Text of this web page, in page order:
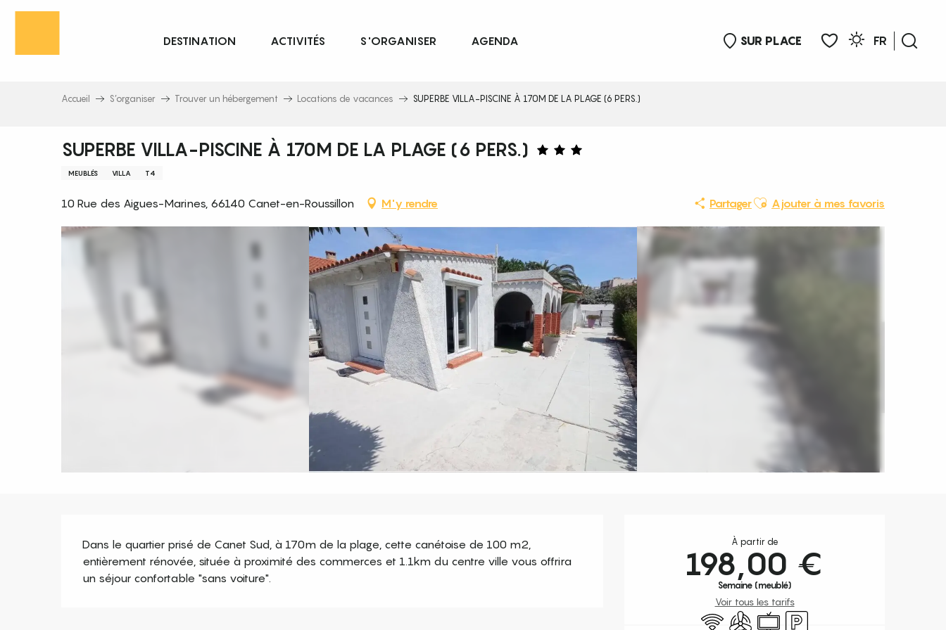
Aller
principal
SUR PLACE
FR
DESTINATION ACTIVITÉS S'ORGANISER AGENDA
Accueil S’organiser Trouver un hébergement Locations de vacances SUPERBE VILLA-PISCINE À 170M DE LA PLAGE (6 PERS.)
SUPERBE VILLA-PISCINE À 170M DE LA PLAGE (6 PERS.)
MEUBLÉS VILLA T4
10 Rue des Aigues-Marines, 66140 Canet-en-Roussillon M'y rendre PartagerAjouter aux favoris
Ajouter à mes favoris
Ouverture et coordonnées
À partir de
198,00 €
Semaine (meublé)
Voir tous les tarifs
WiFi Air conditionné
Télévision
Parking
Description
Dans le quartier prisé de Canet Sud, à 170m de la plage, cette canétoise de 100 m2,
entièrement rénovée, située à proximité des commerces et 1.1km du centre ville vous offrira
un séjour confortable "sans voiture".